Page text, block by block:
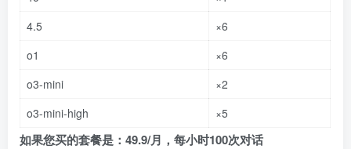
4.5
×6
o1
×6
o3-mini
×2
o3-mini-high
×5
如果您买的套餐是：49.9/月，每小时100次对话